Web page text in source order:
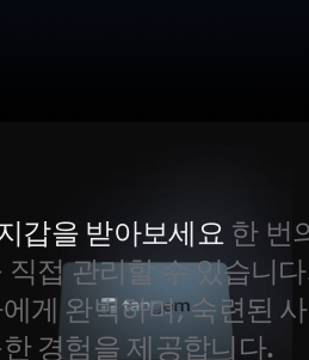
갑을 받아보세요 한 번
직접 관리할 수 있습니
게 완벽하며, 숙련된
경험을 제공합니다.